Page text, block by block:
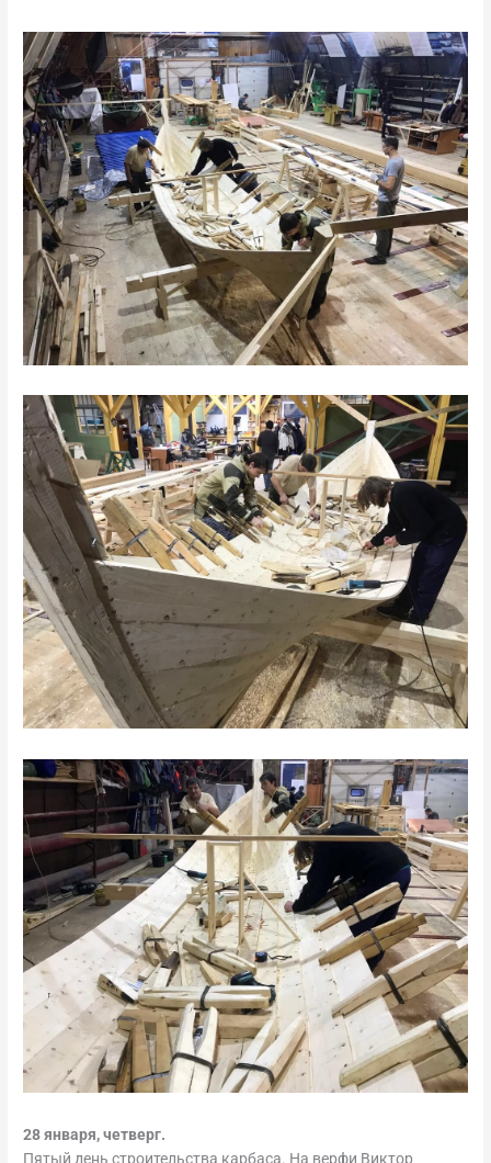
28 января, четверг.
Пятый день строительства карбаса. На верфи Виктор